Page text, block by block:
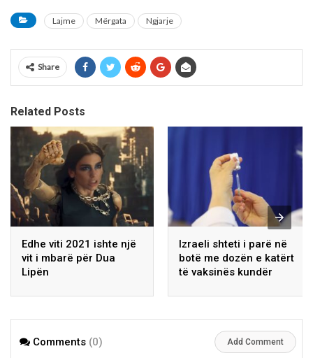
Lajme Mërgata Ngjarje
Share
Related Posts
Edhe viti 2021 ishte një
vit i mbarë për Dua
Lipën
Izraeli shteti i parë në
botë me dozën e katërt
të vaksinës kundër
Comments (0) Add Comment